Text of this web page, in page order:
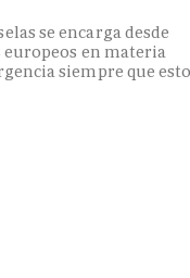
se encarga desde
europeos en materia
siempre que